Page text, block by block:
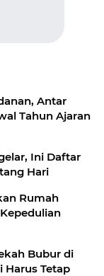
Antar
Tahun Ajaran
Ini Daftar
Hari
Rumah
Bubur di
Harus Tetap